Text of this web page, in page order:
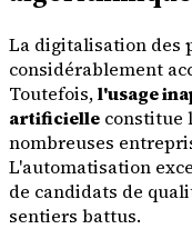
La digitalisation des
considérablement
Toutefois,l'usage
artificielle constitue
nombreuses
L'automatisation
de candidats de
sentiers battus.